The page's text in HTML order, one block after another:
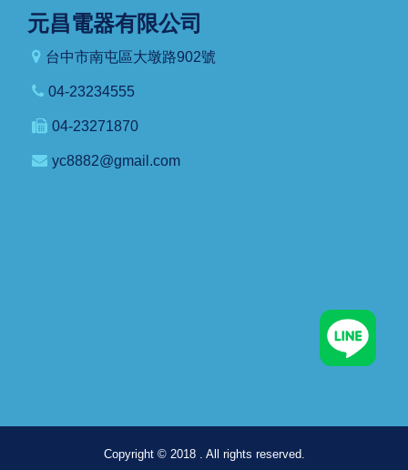
元昌電器有限公司
台中市南屯區大墩路902號
04-23234555
04-23271870
yc8882@gmail.com
Copyright © 2018 . All rights reserved.